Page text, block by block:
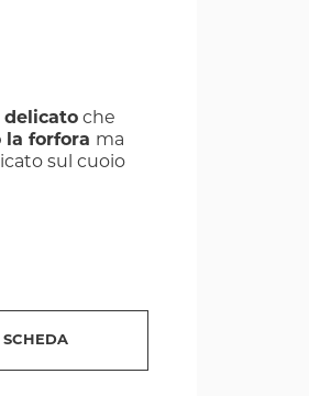
delicatoche
la forfora ma
sul cuoio